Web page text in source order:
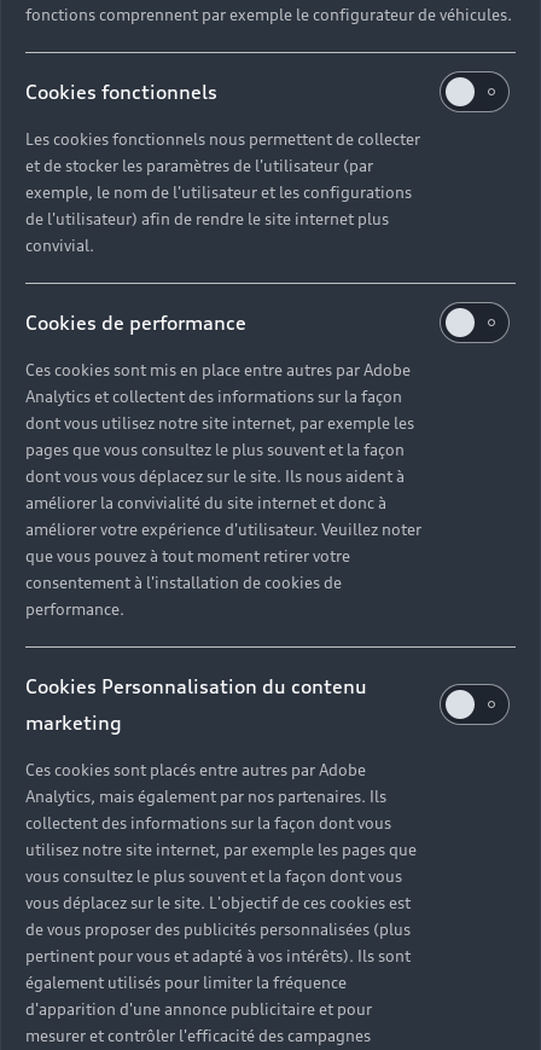
des activités de maintenance à votre
consigne dans le carnet d'entretien les
opérations réalisées et les prestations
préconisées pour la prochaine
échéance.
Partenaire à
aussi opter
proactif, qui
Que comprend la révision de
votre Audi A1 ?
Une révision générale d'Audi A1 chez un Partenaire Audi
Service réunit des contrôles, des remplacements de
consommables et un diagnostic complet du véhicule.
Chaque opération est consignée dans votre carnet
d'entretien et utilise des Pièces d'Origine Audi®.
fonctions comprennent par exemple le configurateur de véhicules.
Cookies fonctionnels
Les cookies fonctionnels nous permettent de collecter
et de stocker les paramètres de l'utilisateur (par
exemple, le nom de l'utilisateur et les configurations
de l'utilisateur) afin de rendre le site internet plus
convivial.
Cookies de performance
Ces cookies sont mis en place entre autres par Adobe
Analytics et collectent des informations sur la façon
dont vous utilisez notre site internet, par exemple les
pages que vous consultez le plus souvent et la façon
dont vous vous déplacez sur le site. Ils nous aident à
améliorer la convivialité du site internet et donc à
améliorer votre expérience d'utilisateur. Veuillez noter
que vous pouvez à tout moment retirer votre
consentement à l'installation de cookies de
performance.
Cookies Personnalisation du contenu
marketing
Ces cookies sont placés entre autres par Adobe
Analytics, mais également par nos partenaires. Ils
collectent des informations sur la façon dont vous
utilisez notre site internet, par exemple les pages que
vous consultez le plus souvent et la façon dont vous
vous déplacez sur le site. L'objectif de ces cookies est
de vous proposer des publicités personnalisées (plus
pertinent pour vous et adapté à vos intérêts). Ils sont
également utilisés pour limiter la fréquence
d'apparition d'une annonce publicitaire et pour
mesurer et contrôler l'efficacité des campagnes